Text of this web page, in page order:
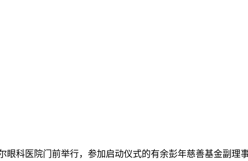
科医院门前举行，参加启动仪式的有余彭年慈善基金副理